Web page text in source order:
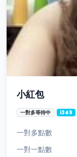
小紅包
一對多等待中 i349
一對多點數
一對一點數